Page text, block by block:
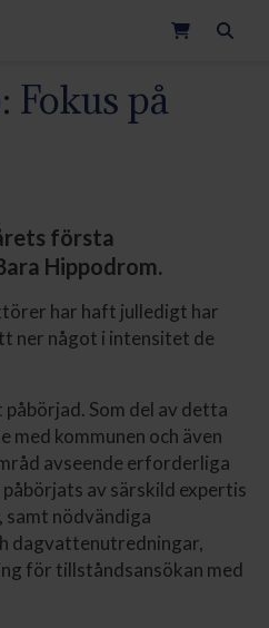
Fokus på
första
Hippodrom.
har haft julledigt har
ner något i intensitet de
Som del av detta
kommunen och även
avseende erforderliga
av särskild expertis
nödvändiga
dagvattenutredningar,
för tillståndsansökan med